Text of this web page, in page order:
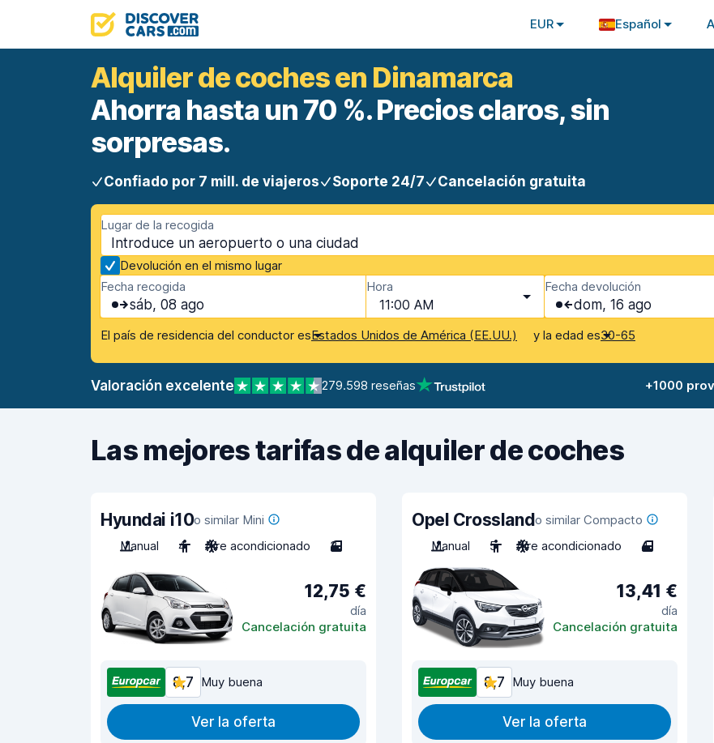
EUR Español
Alquiler de coches en Dinamarca
Ahorra hasta un 70 %. Precios claros, sin
sorpresas.
Confiado por 7 mill. de viajeros Soporte 24/7 Cancelación gratuita
Lugar de la recogida
Devolución en el mismo lugar
Fecha recogida
sáb, 08 ago
Hora
11:00 AM
Fecha devolución
dom, 16 ago
El país de residencia del conductor esEstados Unidos de América (EE.UU.) y la edad es30-65
Valoración excelente 279.598 reseñas +1000
Las mejores tarifas de alquiler de coches
Hyundai i10o similar Mini
Manual
4 Aire acondicionado 3
12,75 €
día
Cancelación gratuita
8,7 Muy buena
Ver la oferta
Opel Crosslando similar Compacto
Manual
5 Aire acondicionado 4
13,41 €
día
Cancelación gratuita
8,7 Muy buena
Ver la oferta